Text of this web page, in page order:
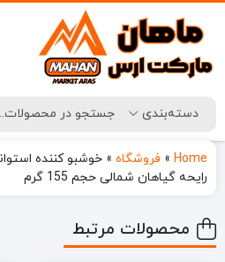
Home
» فروشگاه »
رایحه گیاهان شمالی حجم 155 گرم
محصولات مرتبط